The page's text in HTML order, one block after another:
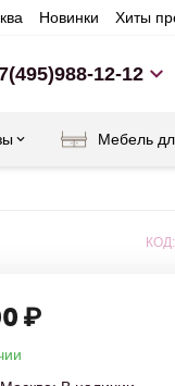
Новинки Хиты
12-12
Мебель
КОД:
₽